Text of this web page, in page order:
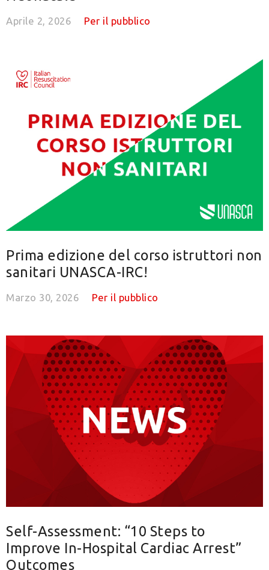
Aprile 2, 2026 Per il pubblico
Prima edizione del corso istruttori non
sanitari UNASCA-IRC!
Marzo 30, 2026 Per il pubblico
Self-Assessment: “10 Steps to
Improve In-Hospital Cardiac Arrest”
Outcomes